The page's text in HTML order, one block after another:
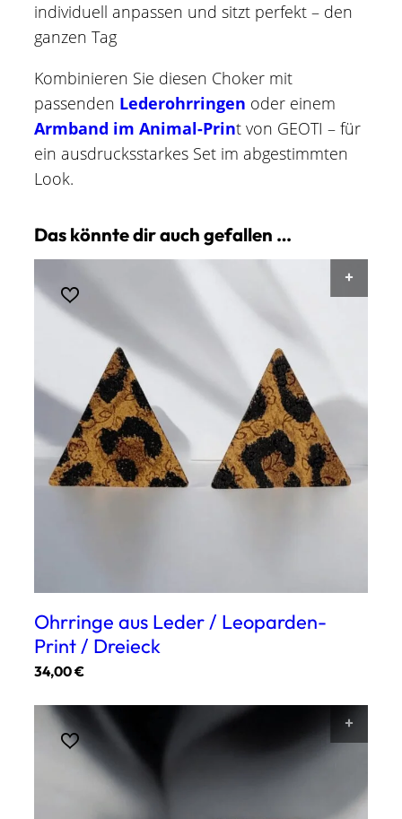
individuell anpassen und sitzt perfekt – den
ganzen Tag
Kombinieren Sie diesen Choker mit
passenden Lederohrringen oder einem
Armband im Animal-Print von GEOTI – für
ein ausdrucksstarkes Set im abgestimmten
Look.
Das könnte dir auch gefallen …
Ohrringe aus Leder / Leoparden-
Print / Dreieck
34,00€
Dieses
Produkt
weist
mehrere